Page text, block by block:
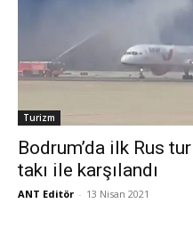
Turizm
Bodrum’da ilk Rus
takı ile karşılandı
ANT Editör - 13 Nisan 2021